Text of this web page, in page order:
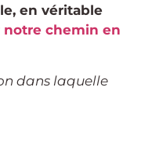
en véritable
notre chemin en
dans laquelle